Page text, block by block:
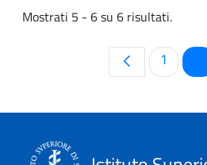
Mostrati 5 - 6 su 6 risultati.
Pagina
1